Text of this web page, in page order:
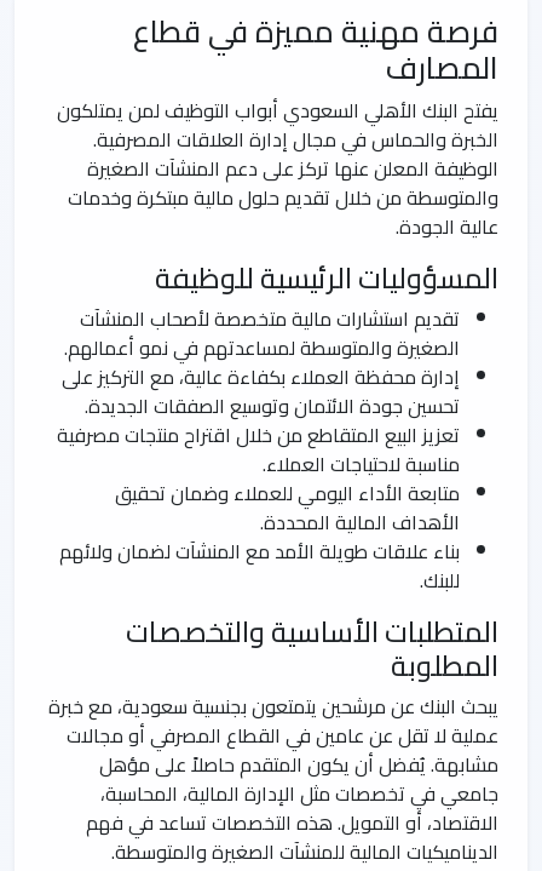
فرصة مهنية مميزة في قطاع
المصارف
يفتح البنك الأهلي السعودي أبواب التوظيف لمن يمتلكون
الخبرة والحماس في مجال إدارة العلاقات المصرفية.
الوظيفة المعلن عنها تركز على دعم المنشآت الصغيرة
والمتوسطة من خلال تقديم حلول مالية مبتكرة وخدمات
عالية الجودة.
المسؤوليات الرئيسية للوظيفة
تقديم استشارات مالية متخصصة لأصحاب المنشآت
الصغيرة والمتوسطة لمساعدتهم في نمو أعمالهم.
إدارة محفظة العملاء بكفاءة عالية، مع التركيز على
تحسين جودة الائتمان وتوسيع الصفقات الجديدة.
تعزيز البيع المتقاطع من خلال اقتراح منتجات مصرفية
مناسبة لاحتياجات العملاء.
متابعة الأداء اليومي للعملاء وضمان تحقيق
الأهداف المالية المحددة.
بناء علاقات طويلة الأمد مع المنشآت لضمان ولائهم
للبنك.
المتطلبات الأساسية والتخصصات
المطلوبة
يبحث البنك عن مرشحين يتمتعون بجنسية سعودية، مع خبرة
عملية لا تقل عن عامين في القطاع المصرفي أو مجالات
مشابهة. يُفضل أن يكون المتقدم حاصلاً على مؤهل
جامعي في تخصصات مثل الإدارة المالية، المحاسبة،
الاقتصاد، أو التمويل. هذه التخصصات تساعد في فهم
الديناميكيات المالية للمنشآت الصغيرة والمتوسطة.